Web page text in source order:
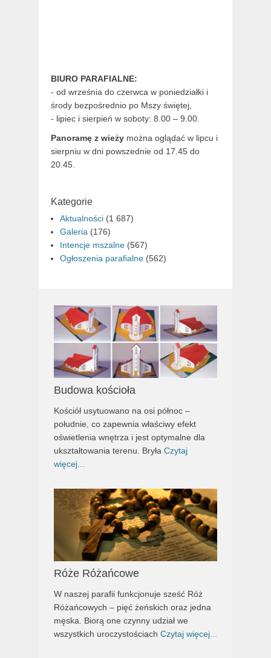
BIURO PARAFIALNE:
- od września do czerwca w poniedziałki i
środy bezpośrednio po Mszy świętej,
- lipiec i sierpień w soboty: 8.00 – 9.00.
Panoramę z wieży można oglądać w lipcu i
sierpniu w dni powszednie od 17.45 do
20.45.
Kategorie
Aktualności (1 687)
Galeria (176)
Intencje mszalne (567)
Ogłoszenia parafialne (562)
Budowa kościoła
Kościół usytuowano na osi północ –
południe, co zapewnia właściwy efekt
oświetlenia wnętrza i jest optymalne dla
ukształtowania terenu. Bryła Czytaj
więcej...
Róże Różańcowe
W naszej parafii funkcjonuje sześć Róż
Różańcowych – pięć żeńskich oraz jedna
męska. Biorą one czynny udział we
wszystkich uroczystościach Czytaj więcej...